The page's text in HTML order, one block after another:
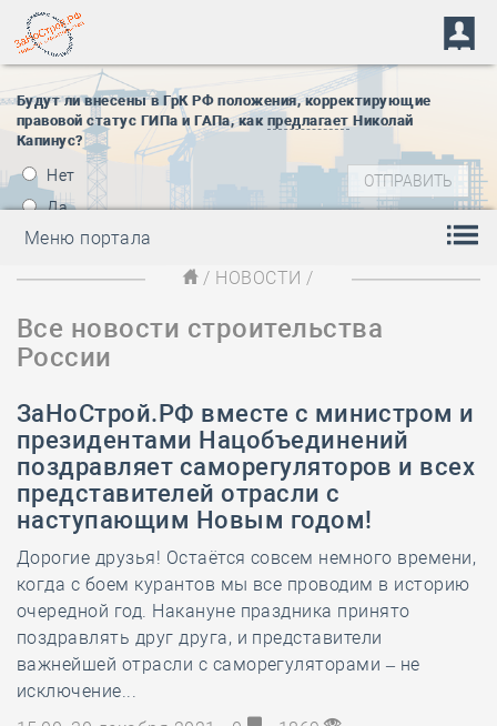
Будут ли внесены в ГрК РФ положения, корректирующие
правовой статус ГИПа и ГАПа, как предлагает Николай
Капинус?
Нет
Да
Меню портала
/ НОВОСТИ /
Все новости строительства
России
ЗаНоСтрой.РФ вместе с министром и
президентами Нацобъединений
поздравляет саморегуляторов и всех
представителей отрасли с
наступающим Новым годом!
Дорогие друзья! Остаётся совсем немного времени,
когда с боем курантов мы все проводим в историю
очередной год. Накануне праздника принято
поздравлять друг друга, и представители
важнейшей отрасли с саморегуляторами – не
исключение...